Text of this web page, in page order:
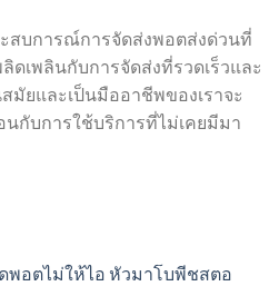
ะสบการณ์การจัดส่งพอตส่งด่วนที่
ดเพลินกับการจัดส่งที่รวดเร็วและ
ยและเป็นมืออาชีพของเราจะ
กับการใช้บริการที่ไม่เคยมีมา
พอตไม่ให้ไอ หัวมาโบพีชสตอ